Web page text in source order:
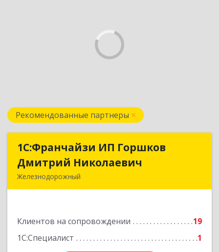
Рекомендованные партнеры
1С:Франчайзи ИП Горшков
Дмитрий Николаевич
Железнодорожный
Клиентов на сопровождении
19
1С:Специалист
1
1С:Франчайзи ИП Горшков
Дмитрий Николаевич
Подробнее